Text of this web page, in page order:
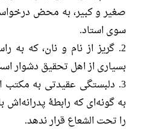
صغیر و کبیر، به محض
سوی استاد.
2. گریز از نام و نان، که به
بسیاری از اهل تحقیق دشوار
3. دلبستگی عقیدتی به مکتب
به گونه‌ای که رابطۀ
را تحت الشعاع قرار ندهد.